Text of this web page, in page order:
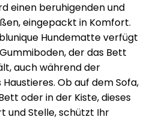
einen beruhigenden und
eingepackt in Komfort.
Hundematte verfügt
der das Bett
auch während der
Ob auf dem Sofa,
oder in der Kiste, dieses
und Stelle, schützt Ihr